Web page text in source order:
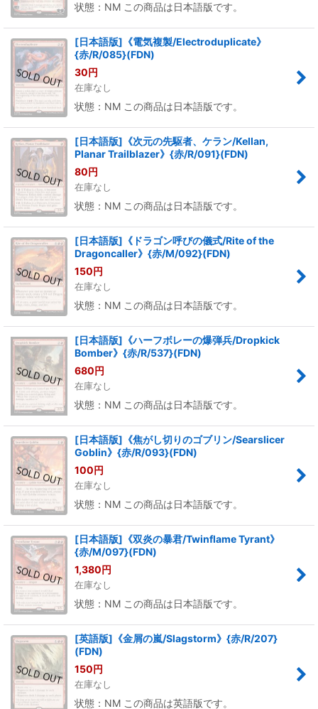
状態：NM この商品は日本語版です。
[日本語版]《電気複製/Electroduplicate》
{赤/R/085}(FDN)
30円
在庫なし
状態：NM この商品は日本語版です。
[日本語版]《次元の先駆者、ケラン/Kellan,
Planar Trailblazer》{赤/R/091}(FDN)
80円
在庫なし
状態：NM この商品は日本語版です。
[日本語版]《ドラゴン呼びの儀式/Rite of the
Dragoncaller》{赤/M/092}(FDN)
150円
在庫なし
状態：NM この商品は日本語版です。
[日本語版]《ハーフボレーの爆弾兵/Dropkick
Bomber》{赤/R/537}(FDN)
680円
在庫なし
状態：NM この商品は日本語版です。
[日本語版]《焦がし切りのゴブリン/Searslicer
Goblin》{赤/R/093}(FDN)
100円
在庫なし
状態：NM この商品は日本語版です。
[日本語版]《双炎の暴君/Twinflame Tyrant》
{赤/M/097}(FDN)
1,380円
在庫なし
状態：NM この商品は日本語版です。
[英語版]《金屑の嵐/Slagstorm》{赤/R/207}
(FDN)
150円
在庫なし
状態：NM この商品は英語版です。